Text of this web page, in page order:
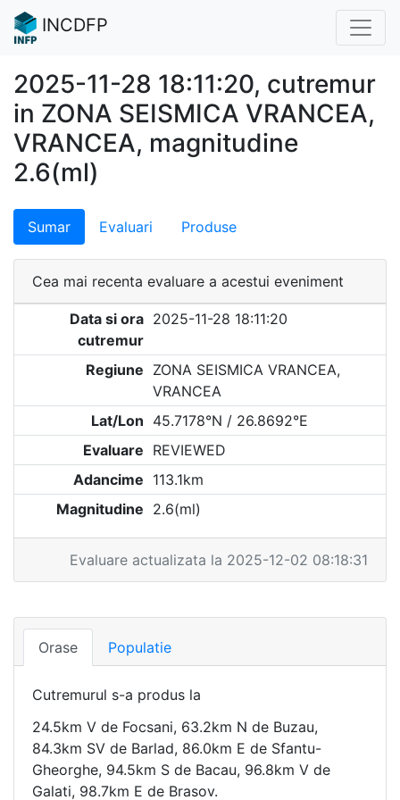
INCDFP
2025-11-28 18:11:20, cutremur
in ZONA SEISMICA VRANCEA,
VRANCEA, magnitudine
2.6(ml)
Sumar Evaluari Produse
Cea mai recenta evaluare a acestui eveniment
Data si ora
cutremur
2025-11-28 18:11:20
Regiune ZONA SEISMICA VRANCEA,
VRANCEA
Lat/Lon 45.7178°N / 26.8692°E
Evaluare REVIEWED
Adancime 113.1km
Magnitudine 2.6(ml)
Evaluare actualizata la 2025-12-02 08:18:31
Orase Populatie
Cutremurul s-a produs la
24.5km V de Focsani, 63.2km N de Buzau,
84.3km SV de Barlad, 86.0km E de Sfantu-
Gheorghe, 94.5km S de Bacau, 96.8km V de
Galati, 98.7km E de Brasov.